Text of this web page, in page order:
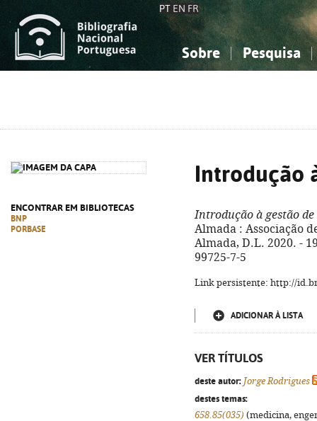
PT EN FR
Sobre Pesquisa
ENCONTRAR EM BIBLIOTECAS
BNP
PORBASE
Introdução
Introdução à gestão de
Almada : Associação
Almada, D.L. 2020. -
99725-7-5
Link persistente: http://
ADICIONAR À LISTA
VER TÍTULOS
deste autor: Jorge Rodrigues
destes temas:
658.85(035) (medicina,